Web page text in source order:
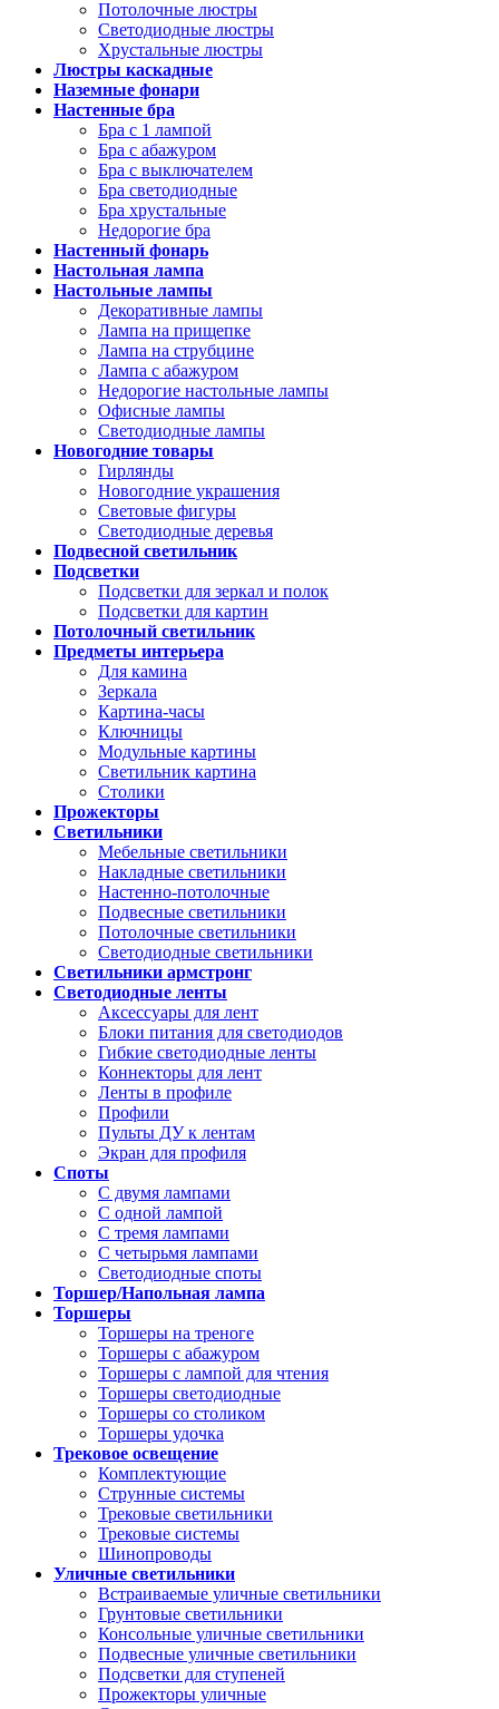
Потолочные люстры
Светодиодные люстры
Хрустальные люстры
Люстры каскадные
Наземные фонари
Настенные бра
Бра с 1 лампой
Бра с абажуром
Бра с выключателем
Бра светодиодные
Бра хрустальные
Недорогие бра
Настенный фонарь
Настольная лампа
Настольные лампы
Декоративные лампы
Лампа на прищепке
Лампа на струбцине
Лампа с абажуром
Недорогие настольные лампы
Офисные лампы
Светодиодные лампы
Новогодние товары
Гирлянды
Новогодние украшения
Световые фигуры
Светодиодные деревья
Подвесной светильник
Подсветки
Подсветки для зеркал и полок
Подсветки для картин
Потолочный светильник
Предметы интерьера
Для камина
Зеркала
Картина-часы
Ключницы
Модульные картины
Светильник картина
Столики
Прожекторы
Светильники
Мебельные светильники
Накладные светильники
Настенно-потолочные
Подвесные светильники
Потолочные светильники
Светодиодные светильники
Светильники армстронг
Светодиодные ленты
Аксессуары для лент
Блоки питания для светодиодов
Гибкие светодиодные ленты
Коннекторы для лент
Ленты в профиле
Профили
Пульты ДУ к лентам
Экран для профиля
Споты
С двумя лампами
С одной лампой
С тремя лампами
С четырьмя лампами
Светодиодные споты
Торшер/Напольная лампа
Торшеры
Торшеры на треноге
Торшеры с абажуром
Торшеры с лампой для чтения
Торшеры светодиодные
Торшеры со столиком
Торшеры удочка
Трековое освещение
Комплектующие
Струнные системы
Трековые светильники
Трековые системы
Шинопроводы
Уличные светильники
Встраиваемые уличные светильники
Грунтовые светильники
Консольные уличные светильники
Подвесные уличные светильники
Подсветки для ступеней
Прожекторы уличные